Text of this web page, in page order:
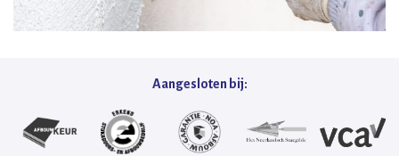
Aangesloten bij: